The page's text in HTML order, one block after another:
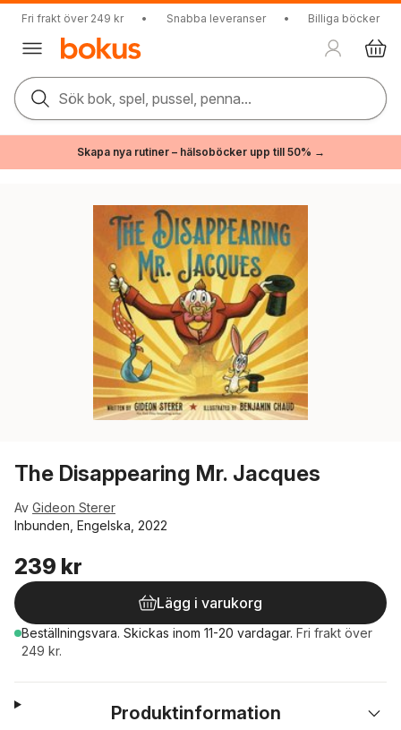
Fri frakt över 249 kr • Snabba leveranser • Billiga böcker
Sök bok, spel, pussel, penna...
Skapa nya rutiner – hälsoböcker upp till 50% →
The Disappearing Mr. Jacques
Av Gideon Sterer
Inbunden, Engelska, 2022
239 kr
Lägg i varukorg
Beställningsvara. Skickas inom 11-20 vardagar. Fri frakt över
249 kr.
Produktinformation